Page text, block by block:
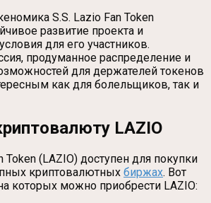
S.S. Lazio Fan Token
развитие проекта и
для его участников.
продуманное распределение и
для держателей токенов
как для болельщиков, так и
LAZIO
Token (LAZIO) доступен для покупки
криптовалютных биржах. Вот
которых можно приобрести LAZIO: